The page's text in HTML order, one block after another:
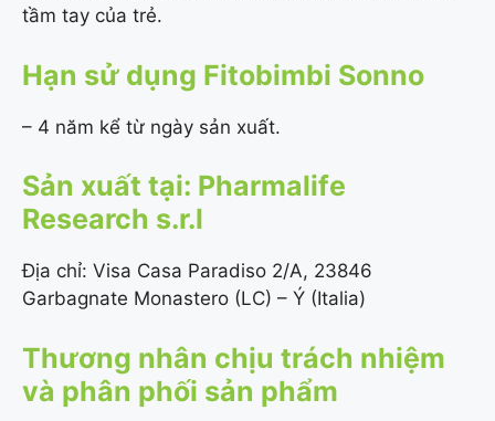
tầm tay của trẻ.
Hạn sử dụng Fitobimbi Sonno
– 4 năm kể từ ngày sản xuất.
Sản xuất tại: Pharmalife
Research s.r.l
Địa chỉ: Visa Casa Paradiso 2/A, 23846
Garbagnate Monastero (LC) – Ý (Italia)
Thương nhân chịu trách nhiệm
và phân phối sản phẩm